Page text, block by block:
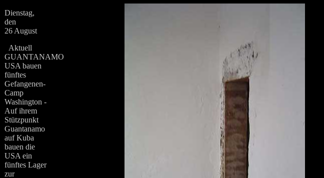
Dienstag,
den
26 August
Aktuell
GUANTANAMO
USA bauen
fünftes
Gefangenen-
Camp
Washington -
Auf ihrem
Stützpunkt
Guantanamo
auf Kuba
bauen die
USA ein
fünftes Lager
zur